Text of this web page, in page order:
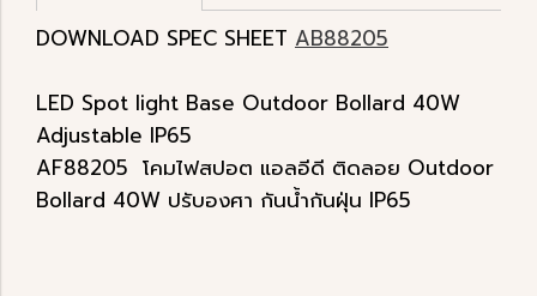
DOWNLOAD SPEC SHEET AB88205
LED Spot light Base Outdoor Bollard 40W
Adjustable IP65
AF88205 โคมไฟสปอต แอลอีดี ติดลอย Outdoor
Bollard 40W ปรับองศา กันน้ำกันฝุ่น IP65